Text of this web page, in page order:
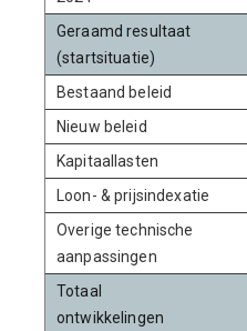
Geraamd resultaat
(startsituatie)
Bestaand beleid
Nieuw beleid
Kapitaallasten
Loon- & prijsindexatie
Overige technische
aanpassingen
Totaal
ontwikkelingen